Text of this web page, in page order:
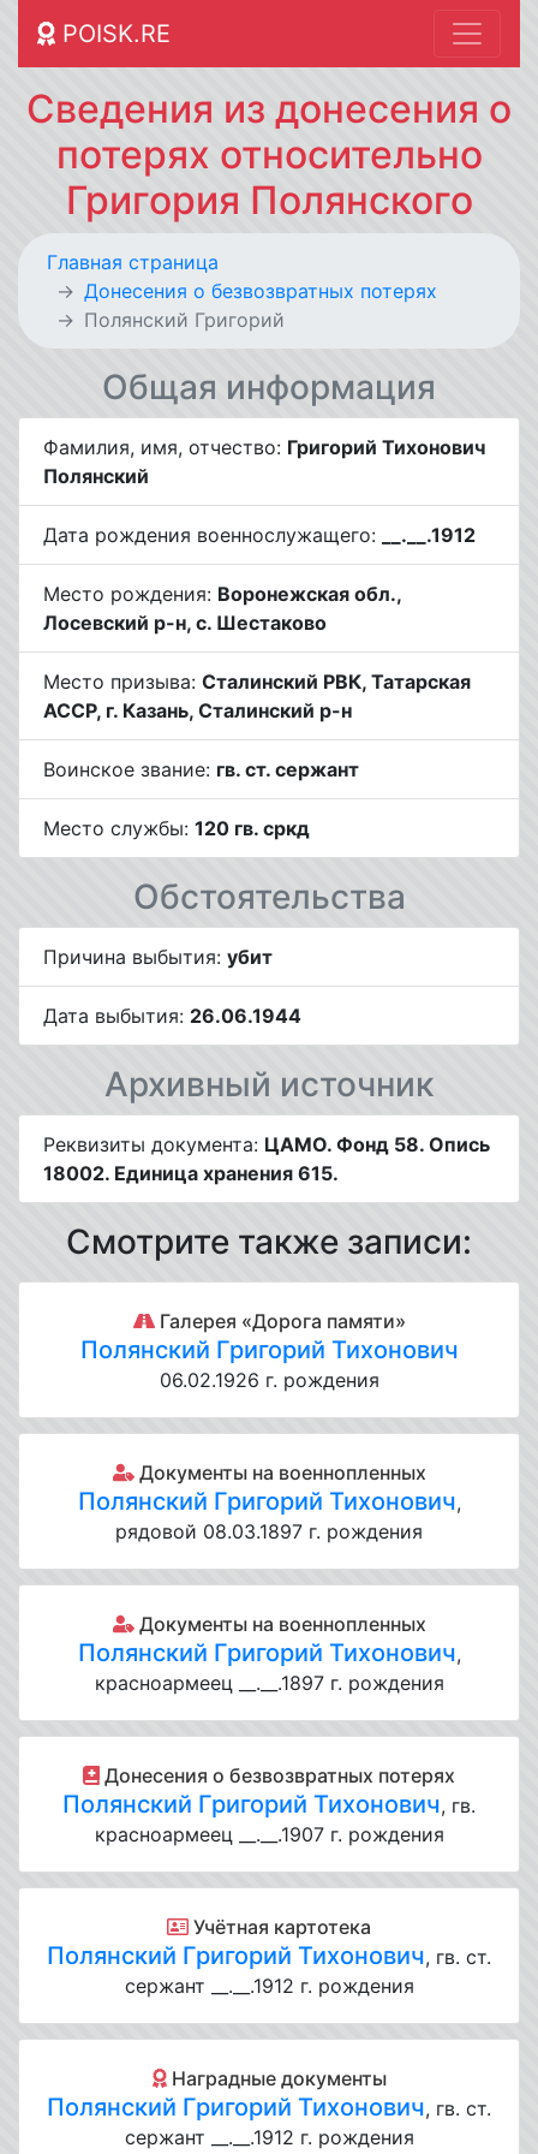
POISK.RE
Сведения из донесения о
потерях относительно
Григория Полянского
Главная страница
Донесения о безвозвратных потерях
Полянский Григорий
Общая информация
Фамилия, имя, отчество: Григорий Тихонович
Полянский
Дата рождения военнослужащего: __.__.1912
Место рождения: Воронежская обл.,
Лосевский р-н, с. Шестаково
Место призыва: Сталинский РВК, Татарская
АССР, г. Казань, Сталинский р-н
Воинское звание: гв. ст. сержант
Место службы: 120 гв. сркд
Обстоятельства
Причина выбытия: убит
Дата выбытия: 26.06.1944
Архивный источник
Реквизиты документа: ЦАМО. Фонд 58. Опись
18002. Единица хранения 615.
Смотрите также записи:
Галерея «Дорога памяти»
Полянский Григорий Тихонович
06.02.1926 г. рождения
Документы на военнопленных
Полянский Григорий Тихонович,
рядовой 08.03.1897 г. рождения
Документы на военнопленных
Полянский Григорий Тихонович,
красноармеец __.__.1897 г. рождения
Донесения о безвозвратных потерях
Полянский Григорий Тихонович, гв.
красноармеец __.__.1907 г. рождения
Учётная картотека
Полянский Григорий Тихонович, гв. ст.
сержант __.__.1912 г. рождения
Наградные документы
Полянский Григорий Тихонович, гв. ст.
сержант __.__.1912 г. рождения